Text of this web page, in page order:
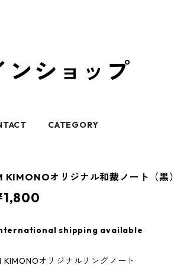
ンショップ
CATEGORY
KIMONOオリジナル和裁ノート（黒）
shipping available
KIMONOオリジナルリングノート